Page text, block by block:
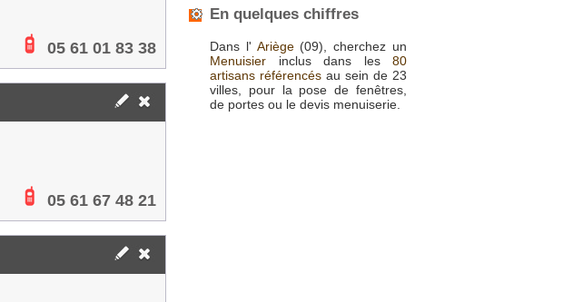
05 61 01 83 38
05 61 67 48 21
En quelques chiffres
Dans l' Ariège(09), cherchez un
Menuisier inclus dans les 80
artisans référencés au sein de 23
villes, pour la pose de fenêtres,
de portes ou le devis menuiserie.